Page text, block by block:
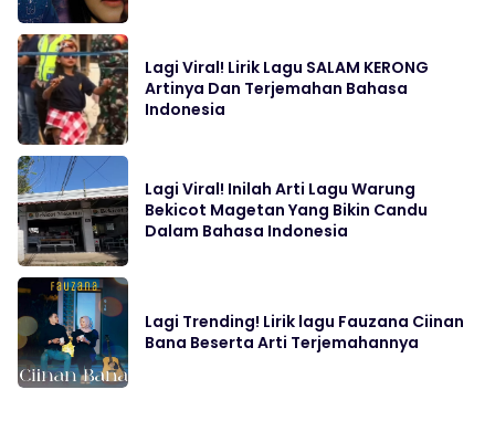
Lagi Viral! Lirik Lagu SALAM KERONG
Artinya Dan Terjemahan Bahasa
Indonesia
Lagi Viral! Inilah Arti Lagu Warung
Bekicot Magetan Yang Bikin Candu
Dalam Bahasa Indonesia
Lagi Trending! Lirik lagu Fauzana Ciinan
Bana Beserta Arti Terjemahannya